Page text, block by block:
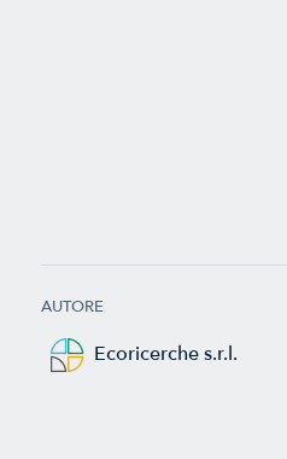
AUTORE
Ecoricerche s.r.l.